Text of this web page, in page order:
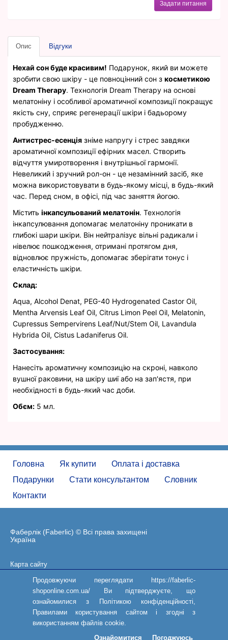
Задати питання
Опис Відгуки
Нехай сон буде красивим! Подарунок, який ви можете
зробити свою шкіру - це повноцінний сон з косметикою
Dream Therapy. Технологія Dream Therapy на основі
мелатоніну і особливої ароматичної композиції покращує
якість сну, сприяє регенерації шкіри і бадьорому
пробудженню.
Антистрес-есенція зніме напругу і стрес завдяки
ароматичної композиції ефірних масел. Створить
відчуття умиротворення і внутрішньої гармонії.
Невеликий і зручний рол-он - це незамінний засіб, яке
можна використовувати в будь-якому місці, в будь-який
час. Перед сном, в офісі, під час заняття йогою.
Містить інкапсульований мелатонін. Технологія
інкапсулювання допомагає мелатоніну проникати в
глибокі шари шкіри. Він нейтралізує вільні радикали і
нівелює пошкодження, отримані протягом дня,
відновлює пружність, допомагає зберігати тонус і
еластичність шкіри.
Склад:
Aqua, Alcohol Denat, PEG-40 Hydrogenated Castor Oil,
Mentha Arvensis Leaf Oil, Citrus Limon Peel Oil, Melatonin,
Cupressus Sempervirens Leaf/Nut/Stem Oil, Lavandula
Hybrida Oil, Cistus Ladaniferus Oil.
Застосування:
Нанесіть ароматичну композицію на скроні, навколо
вушної раковини, на шкіру шиї або на зап'ястя, при
необхідності в будь-який час доби.
Обєм: 5 мл.
Головна Як купити
Оплата і доставка
Подарунки
Стати консультантом
Словник
Контакти
Фаберлік (Faberlic) © Всі права захищені
Україна
Карта сайту
Продовжуючи переглядати https://faberlic-
shoponline.com.ua/ Ви підтверджуєте, що
ознайомилися з Політикою конфіденційності,
Правилами користування сайтом і згодні з
використанням файлів cookie.
Погоджуюсь
Ознайомитися